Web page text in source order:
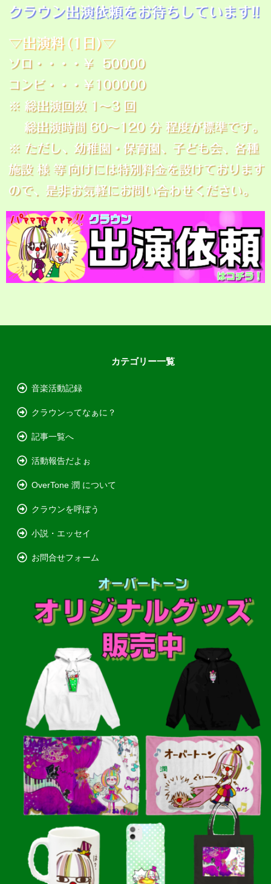
カテゴリー一覧
音楽活動記録
クラウンってなぁに？
記事一覧へ
活動報告だよぉ
OverTone 潤 について
クラウンを呼ぼう
小説・エッセイ
お問合せフォーム